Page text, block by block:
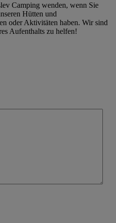
Camping wenden, wenn Sie
Hütten und
oder Aktivitäten haben. Wir sind
Aufenthalts zu helfen!